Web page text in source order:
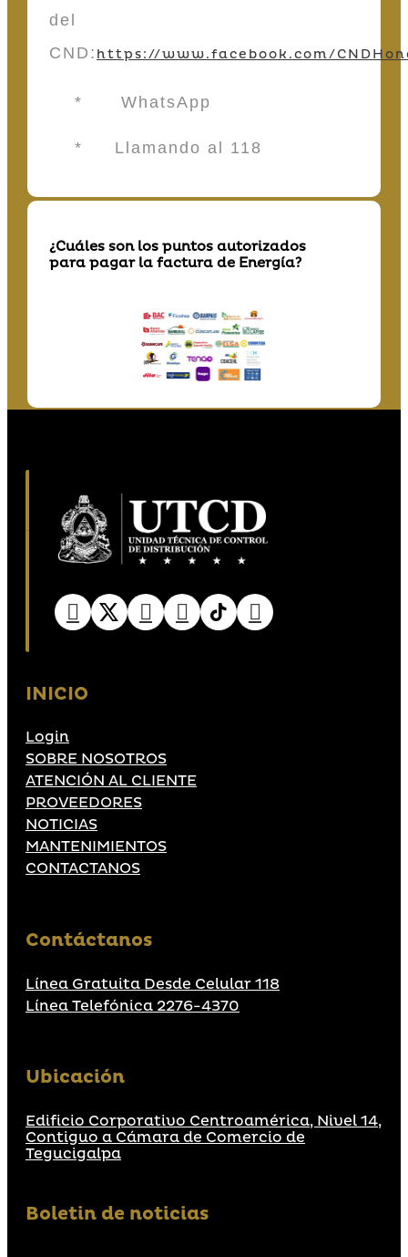
del
CND: https://www.facebook.com/
* WhatsApp
* Llamando al 118
¿Cuáles son los puntos autorizados
para pagar la factura de Energía?
INICIO
Login
SOBRE NOSOTROS
ATENCIÓN AL CLIENTE
PROVEEDORES
NOTICIAS
MANTENIMIENTOS
CONTACTANOS
Contáctanos
Línea Gratuita Desde Celular 118
Línea Telefónica 2276-4370
Ubicación
Edificio Corporativo Centroamérica, Nivel 14,
Contiguo a Cámara de Comercio de
Tegucigalpa
Boletin de noticias